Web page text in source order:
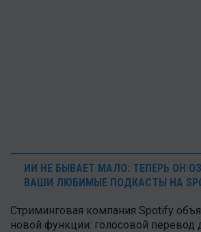
ИИ НЕ БЫВАЕТ МАЛО: ТЕПЕРЬ ОН
ВАШИ ЛЮБИМЫЕ ПОДКАСТЫ НА
Стриминговая компания Spotify
новой функции: голосовой перевод